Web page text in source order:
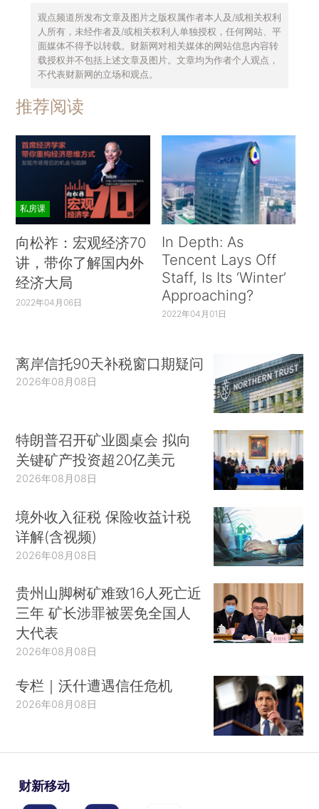
观点频道所发布文章及图片之版权属作者本人及/或相关权利
人所有，未经作者及/或相关权利人单独授权，任何网站、平
面媒体不得予以转载。财新网对相关媒体的网站信息内容转
载授权并不包括上述文章及图片。文章均为作者个人观点，
不代表财新网的立场和观点。
推荐阅读
私房课
向松祚：宏观经济70
讲，带你了解国内外
经济大局
2022年04月06日
In Depth: As
Tencent Lays Off
Staff, Is Its ‘Winter’
Approaching?
2022年04月01日
离岸信托90天补税窗口期疑问
2026年08月08日
特朗普召开矿业圆桌会 拟向
关键矿产投资超20亿美元
2026年08月08日
境外收入征税 保险收益计税
详解(含视频)
2026年08月08日
贵州山脚树矿难致16人死亡近
三年 矿长涉罪被罢免全国人
大代表
2026年08月08日
专栏｜沃什遭遇信任危机
2026年08月08日
财新移动